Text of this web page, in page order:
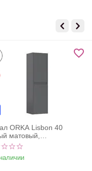
ORKA Lisbon 40
матовый,